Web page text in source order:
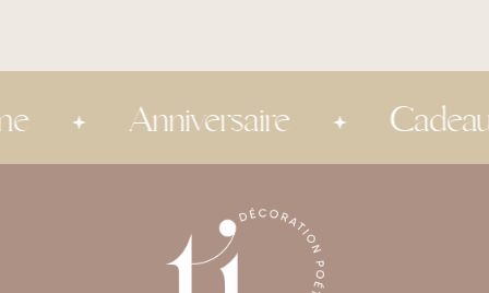
Anniversaire Cadeau